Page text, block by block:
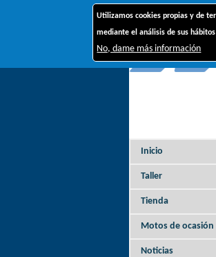
Utilizamos cookies propias y de
mediante el análisis de sus
No, dame más información
Inicio
Taller
Tienda
Motos de ocasión
Noticias